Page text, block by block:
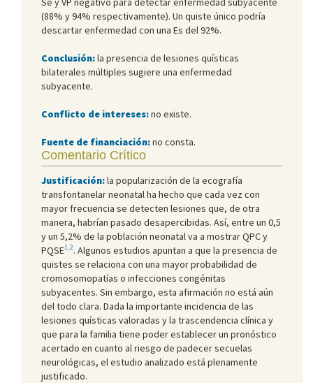
(88% y 94% respectivamente). Un quiste único podría
descartar enfermedad con una Es del 92%.
Conclusión:la presencia de lesiones quísticas
bilaterales múltiples sugiere una enfermedad
subyacente.
Conflicto de intereses:no existe.
Fuente de financiación:no consta.
Comentario Crítico
Justificación:la popularización de la ecografía
transfontanelar neonatal ha hecho que cada vez con
mayor frecuencia se detecten lesiones que, de otra
manera, habrían pasado desapercibidas. Así, entre un 0,5
y un 5,2% de la población neonatal va a mostrar QPC y
PQSE1,2. Algunos estudios apuntan a que la presencia de
quistes se relaciona con una mayor probabilidad de
cromosomopatías o infecciones congénitas
subyacentes. Sin embargo, esta afirmación no está aún
del todo clara. Dada la importante incidencia de las
lesiones quísticas valoradas y la trascendencia clínica y
que para la familia tiene poder establecer un pronóstico
acertado en cuanto al riesgo de padecer secuelas
neurológicas, el estudio analizado está plenamente
justificado.